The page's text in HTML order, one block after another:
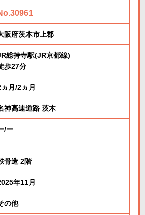
阪府茨木市上郡
総持寺駅(JR京都線)
歩27分
月/2ヵ月
神高速道路 茨木
/ー
骨造 2階
年11月
の他